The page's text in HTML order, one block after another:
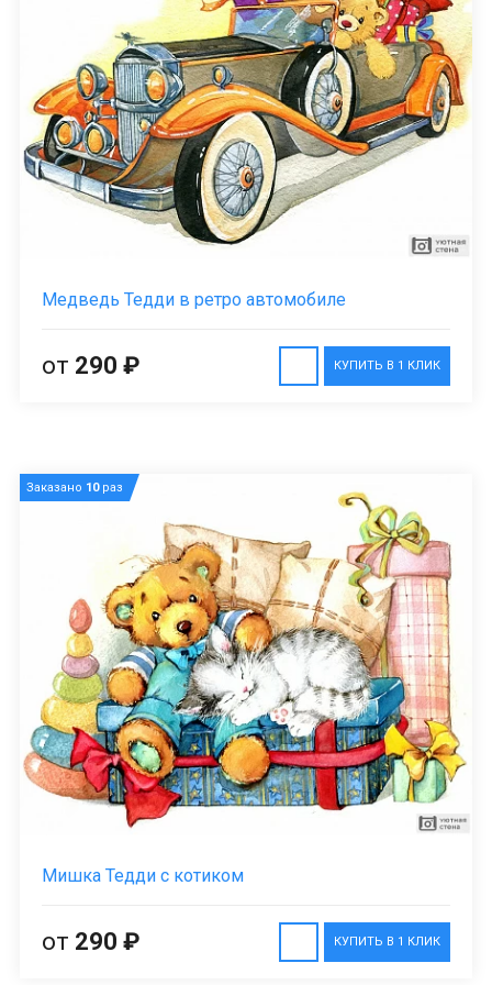
Медведь Тедди в ретро автомобиле
КУПИТЬ В 1 КЛИК
от 290 ₽
Заказано 10раз
Мишка Тедди с котиком
КУПИТЬ В 1 КЛИК
от 290 ₽